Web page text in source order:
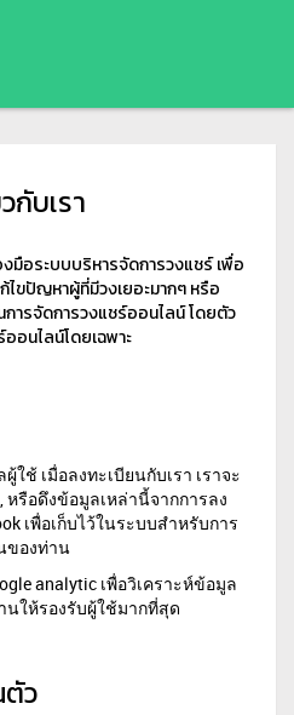
กับเรา
งมือระบบบริหารจัดการวงแชร์ เพื่อ
ขปัญหาผู้ที่มีวงเยอะมากๆ หรือ
การจัดการวงแชร์ออนไลน์ โดยตัว
อนไลน์โดยเฉพาะ
ใช้ เมื่อลงทะเบียนกับเรา เราจะ
รือดึงข้อมูลเหล่านี้จากการลง
เพื่อเก็บไว้ในระบบสำหรับการ
ของท่าน
analytic เพื่อวิเคราะห์ข้อมูล
นให้รองรับผู้ใช้มากที่สุด
ว